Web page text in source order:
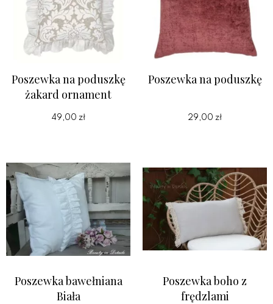
Poszewka na poduszkę
żakard ornament
49,00 zł
Poszewka na poduszkę
29,00 zł
Poszewka bawełniana
Biała
Poszewka boho z
frędzlami